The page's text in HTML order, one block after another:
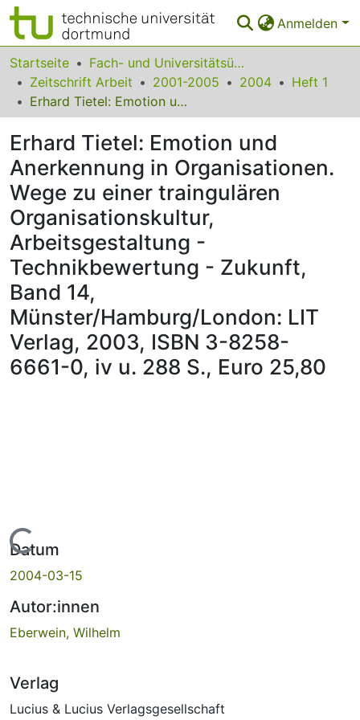
Anmelden
Bereiche & Sammlungen
Das gesamte Repositorium
FAQ
Leitlinien
Zurück zur Startseite
Startseite
Fach- und Universitätsübergreifendes
Zeitschrift Arbeit
2001-2005 2004
Heft 1
Erhard Tietel: Emotion und Anerkennung in Organisationen. Wege zu einer traingulären Organisationskultur, Arbeitsgestaltung - Technikbewertung - Zukunft, Band 14, Münster/Hamburg/London: LIT Verlag, 2003, ISBN 3-8258-6661-0, iv u. 288 S., Euro 25,80
Erhard Tietel: Emotion und
Anerkennung in Organisationen.
Wege zu einer traingulären
Organisationskultur,
Arbeitsgestaltung -
Technikbewertung - Zukunft,
Band 14,
Münster/Hamburg/London: LIT
Verlag, 2003, ISBN 3-8258-
6661-0, iv u. 288 S., Euro 25,80
Lade...
Datum
2004-03-15
Autor:innen
Eberwein, Wilhelm
Verlag
Lucius & Lucius Verlagsgesellschaft